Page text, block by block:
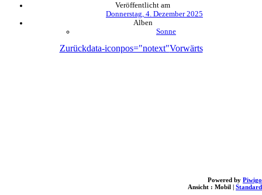
Veröffentlicht am
Donnerstag, 4. Dezember 2025
Alben
Sonne
Zurückdata-iconpos="notext"Vorwärts
Powered by Piwigo
Ansicht : Mobil | Standard